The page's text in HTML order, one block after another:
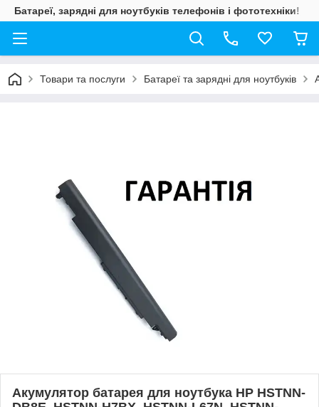
Батареї, зарядні для ноутбуків телефонів і фототехніки!
Товари та послуги Батареї та зарядні для ноутбуків
Акумулятор батарея для ноутбука HP HSTNN-